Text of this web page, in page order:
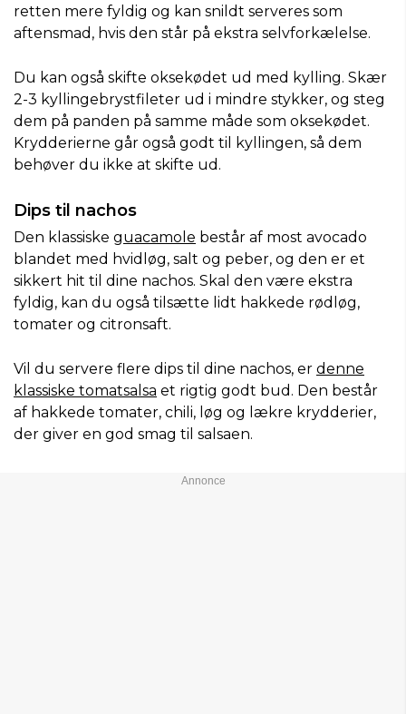
retten mere fyldig og kan snildt serveres som
aftensmad, hvis den står på ekstra selvforkælelse.
Du kan også skifte oksekødet ud med kylling. Skær
2-3 kyllingebrystfileter ud i mindre stykker, og steg
dem på panden på samme måde som oksekødet.
Krydderierne går også godt til kyllingen, så dem
behøver du ikke at skifte ud.
Dips til nachos
Den klassiske guacamole består af most avocado
blandet med hvidløg, salt og peber, og den er et
sikkert hit til dine nachos. Skal den være ekstra
fyldig, kan du også tilsætte lidt hakkede rødløg,
tomater og citronsaft.
Vil du servere flere dips til dine nachos, er denne
klassiske tomatsalsa et rigtig godt bud. Den består
af hakkede tomater, chili, løg og lækre krydderier,
der giver en god smag til salsaen.